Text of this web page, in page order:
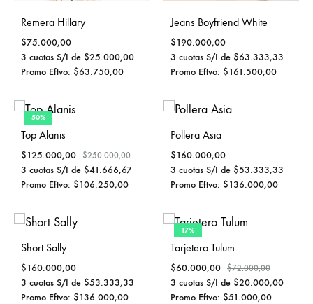
Remera Hillary
$75.000,00
3 cuotas S/I de $25.000,00
Promo Eftvo: $63.750,00
Jeans Boyfriend White
$190.000,00
3 cuotas S/I de $63.333,33
Promo Eftvo: $161.500,00
50%
Top Alanis
$125.000,00 $250.000,00
3 cuotas S/I de $41.666,67
Promo Eftvo: $106.250,00
Pollera Asia
$160.000,00
3 cuotas S/I de $53.333,33
Promo Eftvo: $136.000,00
Short Sally
$160.000,00
3 cuotas S/I de $53.333,33
Promo Eftvo: $136.000,00
17%
Tarjetero Tulum
$60.000,00 $72.000,00
3 cuotas S/I de $20.000,00
Promo Eftvo: $51.000,00